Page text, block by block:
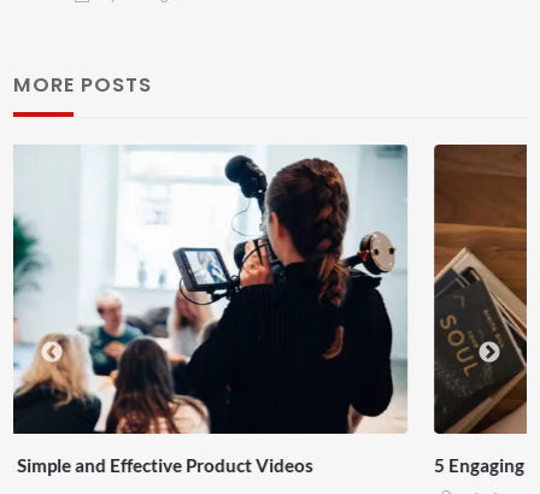
MORE POSTS
5 Engaging Video Content Types that People Love to Watch